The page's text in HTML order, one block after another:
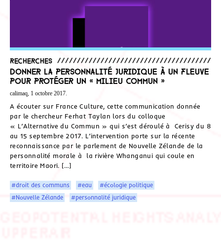
Recherches
Donner la personnalité juridique à un fleuve
pour protéger un « milieu commun »
calimaq, 1 octobre 2017.
A écouter sur France Culture, cette communication donnée
par le chercheur Ferhat Taylan lors du colloque
« L’Alternative du Commun » qui s’est déroulé à Cerisy du 8
au 15 septembre 2017. L’intervention porte sur la récente
reconnaissance par le parlement de Nouvelle Zélande de la
personnalité morale à la rivière Whanganui qui coule en
territoire Maori. […]
#droit des communs #eau
#écologie politique
#Nouvelle Zélande
#personnalité juridique